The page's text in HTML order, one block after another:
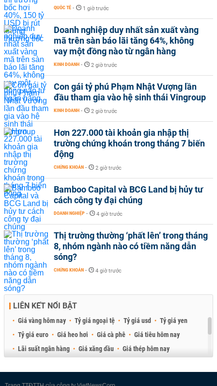
QUỐC TẾ - 1 giờ trước
Doanh nghiệp duy nhất sản xuất vàng
mã trên sàn báo lãi tăng 64%, không
vay một đồng nào từ ngân hàng
KINH DOANH - 2 giờ trước
Con gái tỷ phú Phạm Nhật Vượng lần
đầu tham gia vào hệ sinh thái Vingroup
KINH DOANH - 2 giờ trước
Hơn 227.000 tài khoản gia nhập thị
trường chứng khoán trong tháng 7 biến
động
CHỨNG KHOÁN - 2 giờ trước
Bamboo Capital và BCG Land bị hủy tư
cách công ty đại chúng
DOANH NGHIỆP - 4 giờ trước
Thị trường thường ‘phất lên’ trong tháng
8, nhóm ngành nào có tiềm năng dẫn
sóng?
CHỨNG KHOÁN - 4 giờ trước
LIÊN KẾT NỔI BẬT
Giá vàng hôm nay Tỷ giá ngoại tệ Tỷ giá usd
Tỷ giá yen
Tỷ giá euro
Giá heo hơi Giá cà phê
Giá tiêu hôm nay
Lãi suất ngân hàng
Giá xăng dầu
Giá thép hôm nay